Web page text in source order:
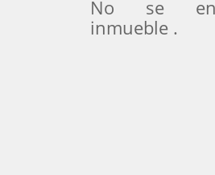
No se
inmueble .